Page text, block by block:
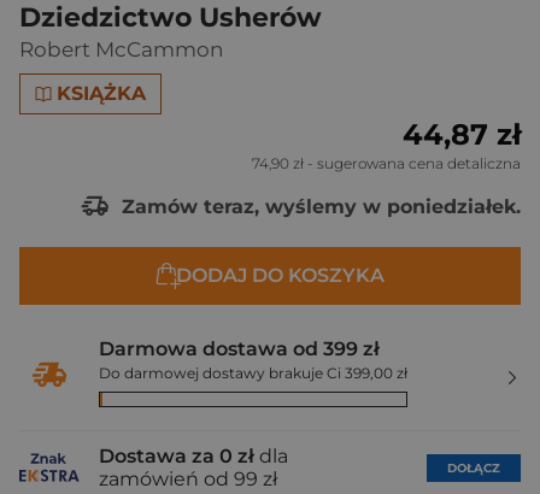
Dziedzictwo Usherów
Robert McCammon
KSIĄŻKA
44,87 zł
74,90 zł - sugerowana cena detaliczna
Zamów teraz, wyślemy w poniedziałek.
DODAJ DO KOSZYKA
Darmowa dostawa od 399 zł
Do darmowej dostawy brakuje Ci 399,00 zł
Dostawa za 0 zł dla
zamówień od 99 zł
DOŁĄCZ